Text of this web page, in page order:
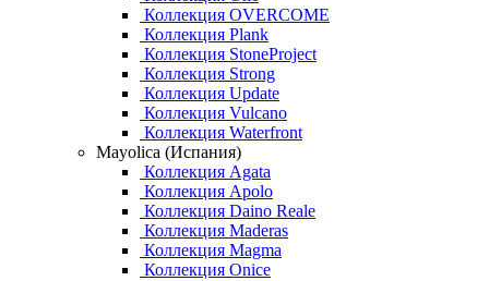
Коллекция OVERCOME
Коллекция Plank
Коллекция StoneProject
Коллекция Strong
Коллекция Update
Коллекция Vulcano
Коллекция Waterfront
Mayolica (Испания)
Коллекция Agata
Коллекция Apolo
Коллекция Daino Reale
Коллекция Maderas
Коллекция Magma
Коллекция Onice